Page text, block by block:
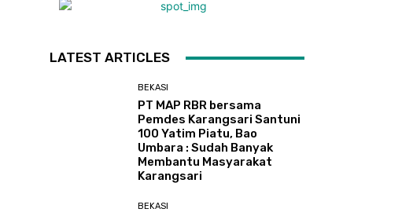
LATEST ARTICLES
BEKASI
PT MAP RBR bersama
Pemdes Karangsari Santuni
100 Yatim Piatu, Bao
Umbara : Sudah Banyak
Membantu Masyarakat
Karangsari
BEKASI